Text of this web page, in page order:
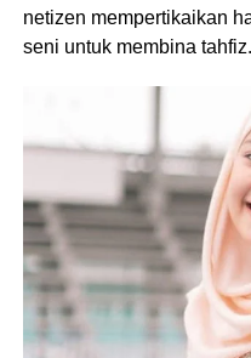
netizen mempertikaikan
seni untuk membina tahfiz.